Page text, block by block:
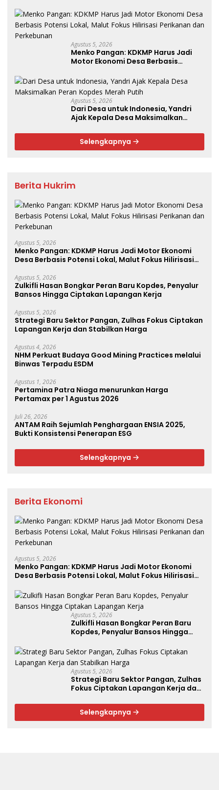
Agustus 5, 2026
Menko Pangan: KDKMP Harus Jadi
Motor Ekonomi Desa Berbasis
Perikanan dan Perkebunan
Agustus 5, 2026
Dari Desa untuk Indonesia, Yandri
Ajak Kepala Desa Maksimalkan
Selengkapnya
Berita Hukrim
Agustus 5, 2026
Menko Pangan: KDKMP Harus Jadi Motor Ekonomi
Desa Berbasis Potensi Lokal, Malut Fokus Hilirisasi
Agustus 5, 2026
Zulkifli Hasan Bongkar Peran Baru Kopdes, Penyalur
Bansos Hingga Ciptakan Lapangan Kerja
Agustus 5, 2026
Strategi Baru Sektor Pangan, Zulhas Fokus Ciptakan
Lapangan Kerja dan Stabilkan Harga
Agustus 4, 2026
NHM Perkuat Budaya Good Mining Practices melalui
Binwas Terpadu ESDM
Agustus 1, 2026
Pertamina Patra Niaga menurunkan Harga
Pertamax per 1 Agustus 2026
Juli 26, 2026
ANTAM Raih Sejumlah Penghargaan ENSIA 2025,
Bukti Konsistensi Penerapan ESG
Selengkapnya
Berita Ekonomi
Agustus 5, 2026
Menko Pangan: KDKMP Harus Jadi Motor Ekonomi
Desa Berbasis Potensi Lokal, Malut Fokus Hilirisasi
Agustus 5, 2026
Zulkifli Hasan Bongkar Peran Baru
Kopdes, Penyalur Bansos Hingga
Agustus 5, 2026
Strategi Baru Sektor Pangan, Zulhas
Fokus Ciptakan Lapangan Kerja dan
Selengkapnya